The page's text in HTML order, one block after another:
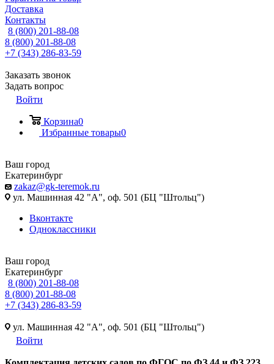
Доставка
Контакты
8 (800) 201-88-08
8 (800) 201-88-08
+7 (343) 286-83-59
Заказать звонок
Задать вопрос
Войти
Корзина0
Избранные товары0
Ваш город
Екатеринбург
zakaz@gk-teremok.ru
ул. Машинная 42 "А", оф. 501 (БЦ "Штольц")
Вконтакте
Одноклассники
Ваш город
Екатеринбург
8 (800) 201-88-08
8 (800) 201-88-08
+7 (343) 286-83-59
ул. Машинная 42 "А", оф. 501 (БЦ "Штольц")
Войти